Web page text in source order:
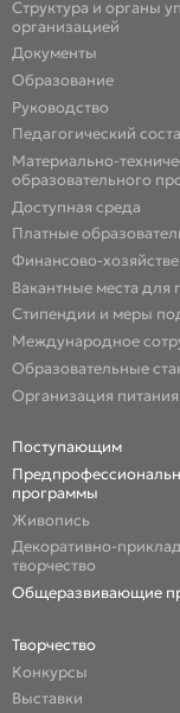
Структура и органы
организацией
Документы
Образование
Руководство
Педагогический
Материально-
образовательного
Доступная среда
Платные
Финансово-
Вакантные места
Стипендии и меры
Международное
Образовательные
Организация
Поступающим
программы
Живопись
Декоративно-
творчество
Общеразвивающие
Творчество
Конкурсы
Выставки